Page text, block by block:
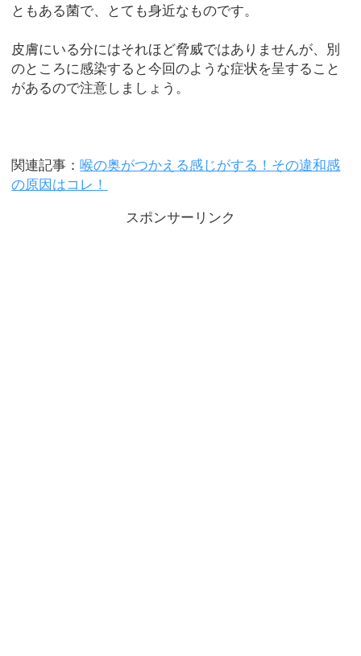
ともある菌で、とても身近なものです。
皮膚にいる分にはそれほど脅威ではありませんが、別
のところに感染すると今回のような症状を呈すること
があるので注意しましょう。
関連記事：喉の奥がつかえる感じがする！その違和感
の原因はコレ！
スポンサーリンク